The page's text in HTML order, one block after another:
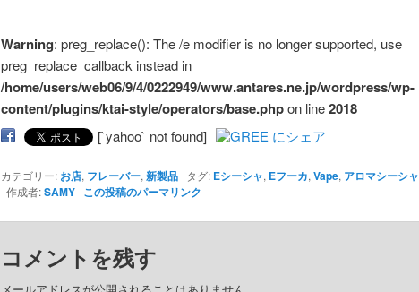
Warning: preg_replace(): The /e modifier is no longer supported, use
preg_replace_callback instead in
/home/users/web06/9/4/0222949/www.antares.ne.jp/wordpress/wp-
content/plugins/ktai-style/operators/base.phpon line2018
[`yahoo` not found]
カテゴリー: お店, フレーバー, 新製品タグ: Eシーシャ, Eフーカ, Vape, アロマシーシャ
作成者:SAMY この投稿のパーマリンク
コメントを残す